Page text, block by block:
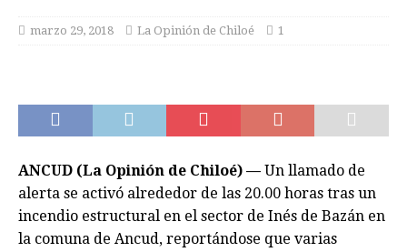
marzo 29, 2018 La Opinión de Chiloé 1
ANCUD (La Opinión de Chiloé) — Un llamado de
alerta se activó alrededor de las 20.00 horas tras un
incendio estructural en el sector de Inés de Bazán en
la comuna de Ancud, reportándose que varias